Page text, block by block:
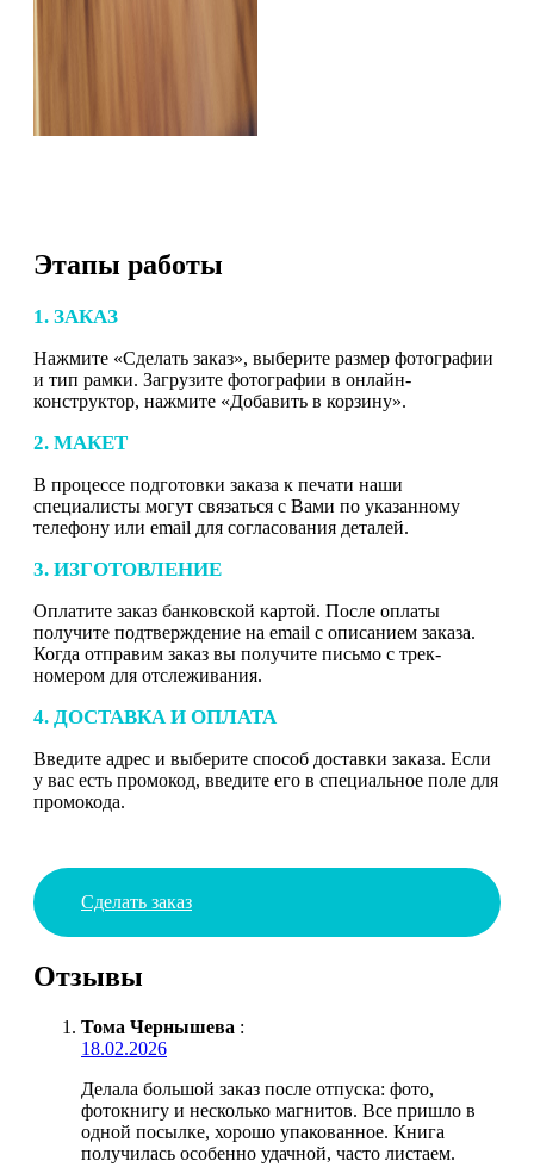
Этапы работы
1. ЗАКАЗ
Нажмите «Сделать заказ», выберите размер фотографии
и тип рамки. Загрузите фотографии в онлайн-
конструктор, нажмите «Добавить в корзину».
2. МАКЕТ
В процессе подготовки заказа к печати наши
специалисты могут связаться с Вами по указанному
телефону или email для согласования деталей.
3. ИЗГОТОВЛЕНИЕ
Оплатите заказ банковской картой. После оплаты
получите подтверждение на email с описанием заказа.
Когда отправим заказ вы получите письмо с трек-
номером для отслеживания.
4. ДОСТАВКА И ОПЛАТА
Введите адрес и выберите способ доставки заказа. Если
у вас есть промокод, введите его в специальное поле для
промокода.
Сделать заказ
Отзывы
Тома Чернышева :
18.02.2026
Делала большой заказ после отпуска: фото,
фотокнигу и несколько магнитов. Все пришло в
одной посылке, хорошо упакованное. Книга
получилась особенно удачной, часто листаем.